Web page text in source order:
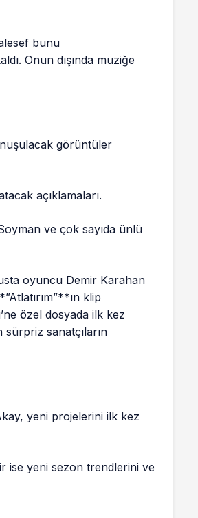
bunu
Onun dışında müziğe
görüntüler
açıklamaları.
ve çok sayıda ünlü
oyuncu Demir Karahan
klip
özel dosyada ilk kez
sürpriz sanatçıların
yeni projelerini ilk kez
ise yeni sezon trendlerini ve